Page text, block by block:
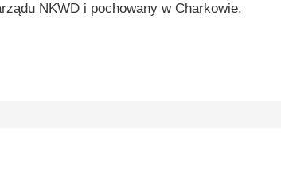
NKWD i pochowany w Charkowie.